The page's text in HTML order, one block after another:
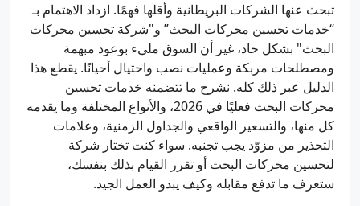
تبحث عنها الشركات البريطانية وأقلها فهمًا. ازداد الاهتمام بـ
“خدمات تحسين محركات البحث” و"شركة تحسين محركات
البحث" بشكل حاد، غير أن السوق مليء بوعود مبهمة
ومصطلحات مربكة وعمليات نصب واحتيال أحيانًا. يقطع هذا
الدليل عبر ذلك كله. نشرح ما تتضمنه خدمات تحسين
محركات البحث فعليًا في 2026، والأنواع المختلفة وما يقدمه
كل منها، والتسعير الواقعي والجداول الزمنية، وعلامات
التحذير من مزوّد يجب تجنبه. سواء كنت تختار شركة
لتحسين محركات البحث أو تقرر القيام بذلك بنفسك،
ستعرف ما تدفع مقابله وكيف يبدو العمل الجيد.